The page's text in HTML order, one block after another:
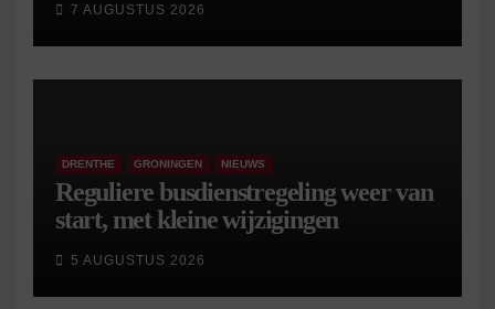
7 AUGUSTUS 2026
DRENTHE GRONINGEN NIEUWS
Reguliere busdienstregeling weer van
start, met kleine wijzigingen
5 AUGUSTUS 2026